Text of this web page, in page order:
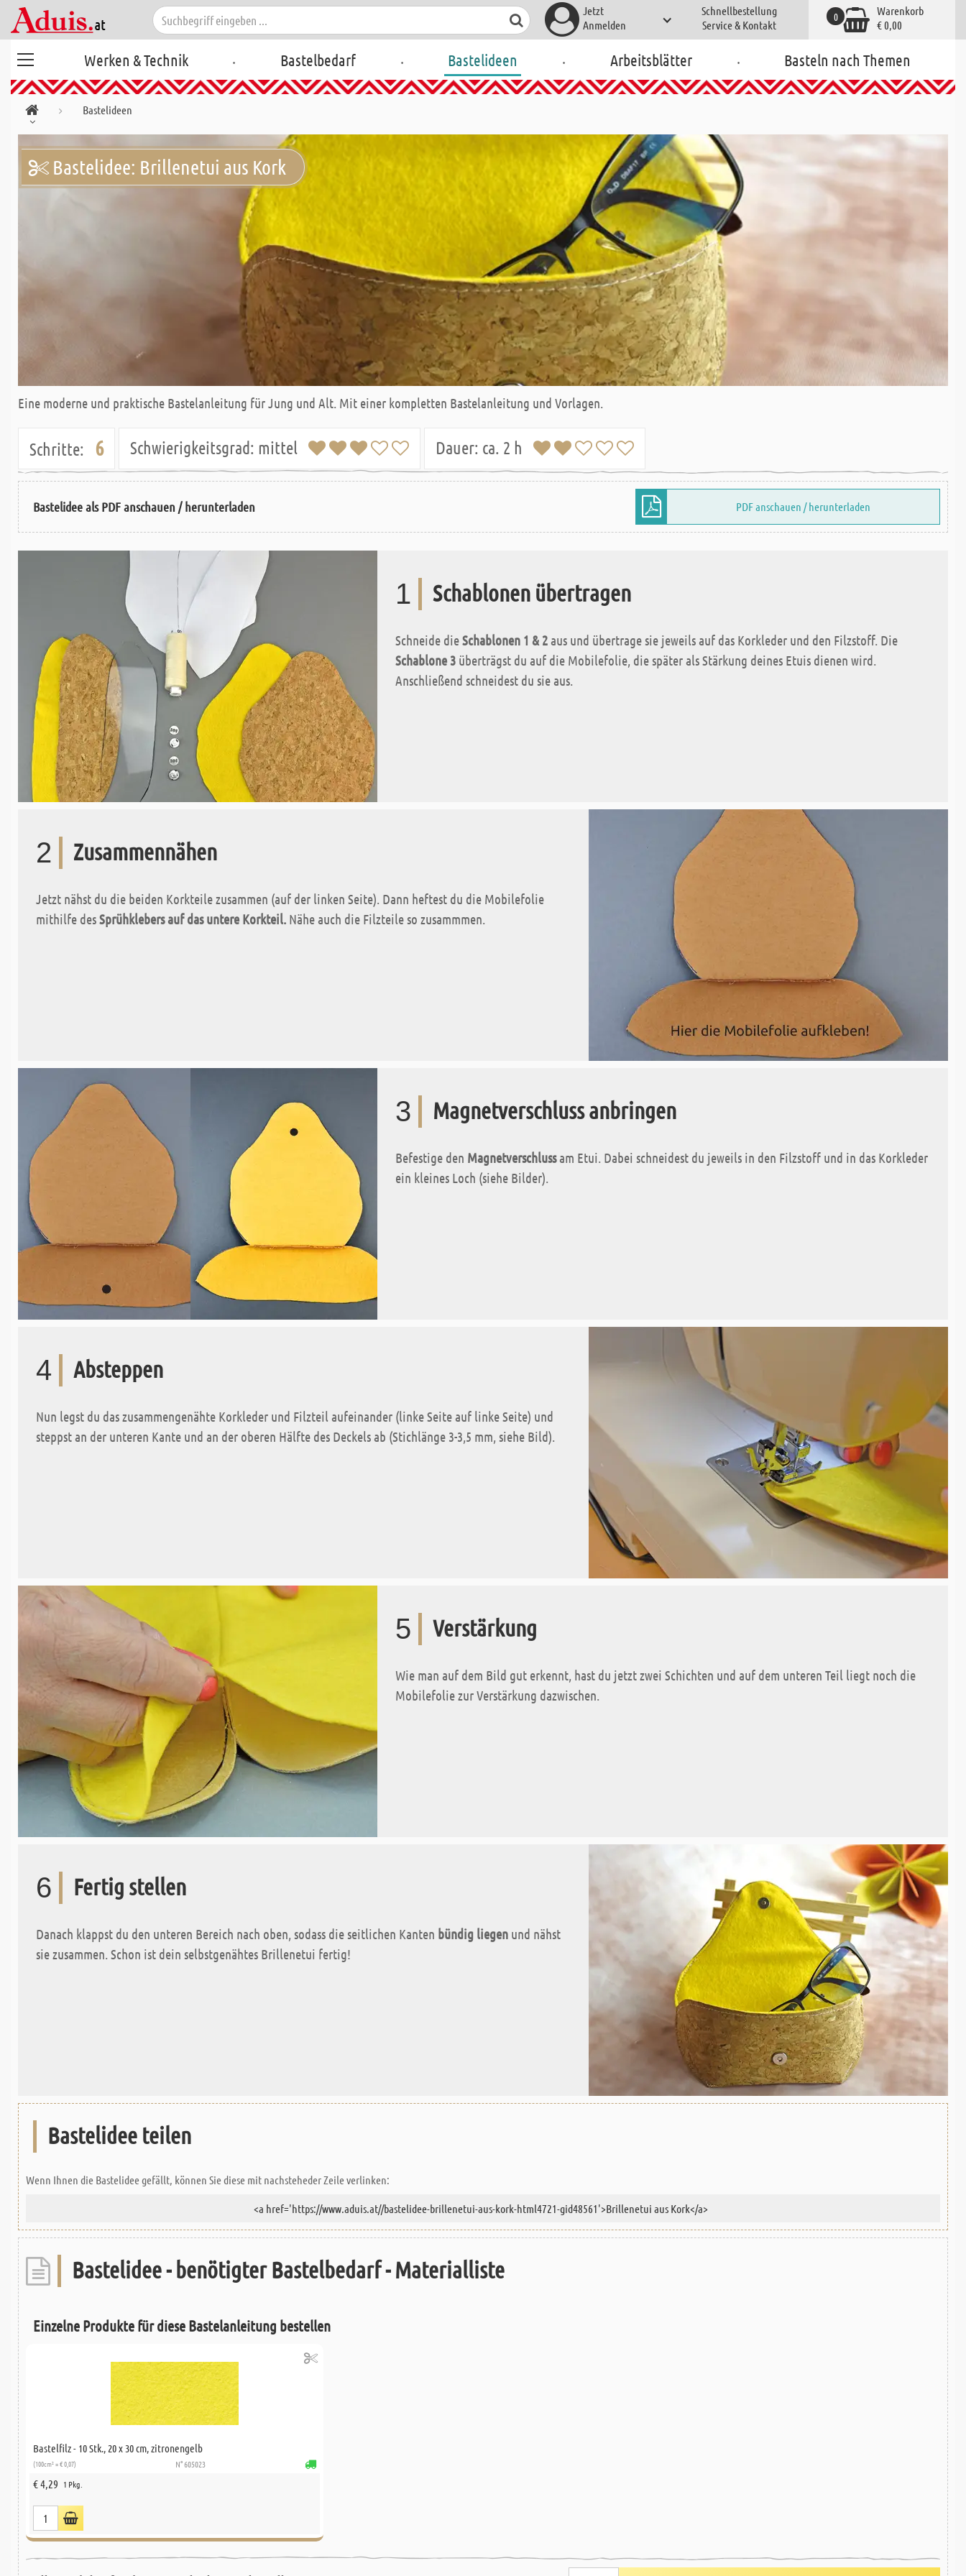
Jetzt
Anmelden
Schnellbestellung
Service & Kontakt
Warenkorb
€ 0,00
0
Werken & Technik . Bastelbedarf . Bastelideen . Arbeitsblätter . Basteln nach Themen
Bastelideen
Bastelidee: Brillenetui aus Kork
Eine moderne und praktische Bastelanleitung für Jung und Alt. Mit einer kompletten Bastelanleitung und Vorlagen.
Schritte: 6 Schwierigkeitsgrad: mittel Dauer: ca. 2 h
Bastelidee als PDF anschauen / herunterladen PDF anschauen / herunterladen
1 Schablonen übertragen
Schneide dieSchablonen 1 & 2aus und übertrage sie jeweils auf das Korkleder und den Filzstoff. Die
Schablone 3 überträgst du auf die Mobilefolie, die später als Stärkung deines Etuis dienen wird.
Anschließend schneidest du sie aus.
2 Zusammennähen
Jetzt nähst du die beiden Korkteile zusammen (auf der linken Seite). Dann heftest du die Mobilefolie
mithilfe desSprühklebers auf das untere Korkteil. Nähe auch die Filzteile so zusammmen.
3 Magnetverschluss anbringen
Befestige den Magnetverschlussam Etui. Dabei schneidest du jeweils in den Filzstoff und in das Korkleder
ein kleines Loch (siehe Bilder).
4 Absteppen
Nun legst du das zusammengenähte Korkleder und Filzteil aufeinander (linke Seite auf linke Seite) und
steppst an der unteren Kante und an der oberen Hälfte des Deckels ab (Stichlänge 3-3,5 mm, siehe Bild).
5 Verstärkung
Wie man auf dem Bild gut erkennt, hast du jetzt zwei Schichten und auf dem unteren Teil liegt noch die
Mobilefolie zur Verstärkung dazwischen.
6 Fertig stellen
Danach klappst du den unteren Bereich nach oben, sodass die seitlichen Kanten bündig liegen und nähst
sie zusammen. Schon ist dein selbstgenähtes Brillenetui fertig!
Bastelidee teilen
Wenn Ihnen die Bastelidee gefällt, können Sie diese mit nachsteheder Zeile verlinken:
Bastelidee - benötigter Bastelbedarf - Materialliste
Einzelne Produkte für diese Bastelanleitung bestellen
Bastelfilz - 10 Stk., 20 x 30 cm, zitronengelb
(100cm² = € 0,07) N° 605023
€ 4,29 1 Pkg.